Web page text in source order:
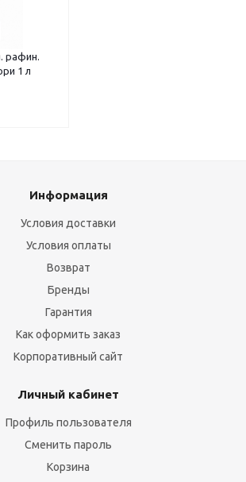
рафин.
1 л
Информация
Условия доставки
Условия оплаты
Возврат
Бренды
Гарантия
Как оформить заказ
Корпоративный сайт
Личный кабинет
Профиль пользователя
Сменить пароль
Корзина